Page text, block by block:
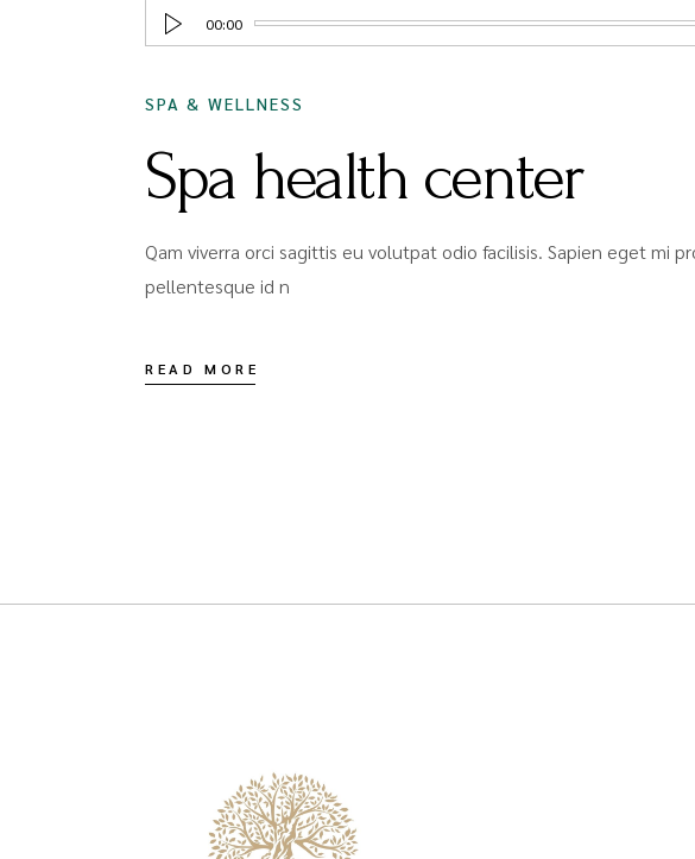
Audio
Player
00:00
SPA & WELLNESS
Spa health center
Qam viverra orci sagittis eu volutpat odio facilisis. Sapien eget mi
pellentesque id n
READ MORE